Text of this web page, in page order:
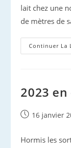
lait chez une
de mètres de
Continuer La
2023
Publication
16 janvier
Hormis les